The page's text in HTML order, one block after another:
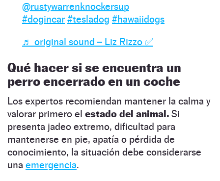
@rustywarrenknockersup
#dogincar #tesladog #hawaiidogs
♬ original sound – Liz Rizzo ✅
Qué hacer si se encuentra un
perro encerrado en un coche
Los expertos recomiendan mantener la calma y
valorar primero el estado del animal. Si
presenta jadeo extremo, dificultad para
mantenerse en pie, apatía o pérdida de
conocimiento, la situación debe considerarse
una emergencia.